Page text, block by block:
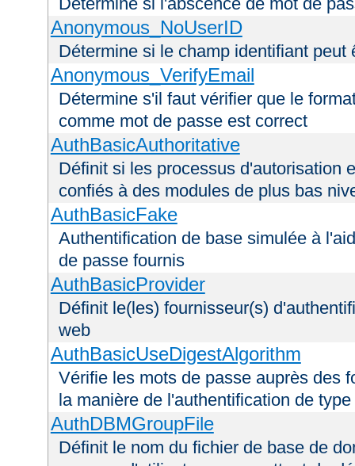
Anonymous_NoUserID
Détermine si le champ identifiant peut
Anonymous_VerifyEmail
Détermine s'il faut vérifier que le
comme mot de passe est correct
AuthBasicAuthoritative
Définit si les processus d'autorisation
confiés à des modules de plus bas
AuthBasicFake
Authentification de base simulée à
de passe fournis
AuthBasicProvider
Définit le(les) fournisseur(s)
web
AuthBasicUseDigestAlgorithm
Vérifie les mots de passe auprès des
la manière de l'authentification de
AuthDBMGroupFile
Définit le nom du fichier de base de